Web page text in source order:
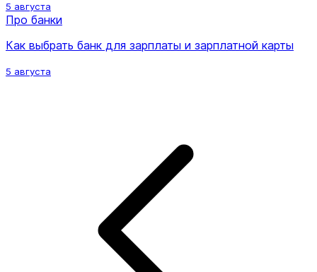
5 августа
Про банки
Как выбрать банк для зарплаты и зарплатной карты
5 августа